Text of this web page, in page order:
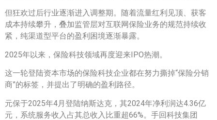
但狂欢过后行业逐渐进入调整期。随着流量红利见顶、获客
成本持续攀升，叠加监管层对互联网保险业务的规范持续收
紧，纯渠道型平台的盈利困境逐渐暴露。
2025年以来，保险科技领域再度迎来IPO热潮。
这一轮登陆资本市场的保险科技企业都在努力撕掉“保险分销
商”的标签，并提出了明确的盈利路径。
元保于2025年4月登陆纳斯达克，其2024年净利润达4.36亿
元，系统服务收入占其总收入比重超66%。手回科技集团